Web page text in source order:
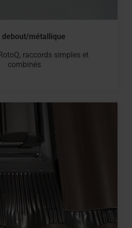
métallique
raccords simples et
combinés